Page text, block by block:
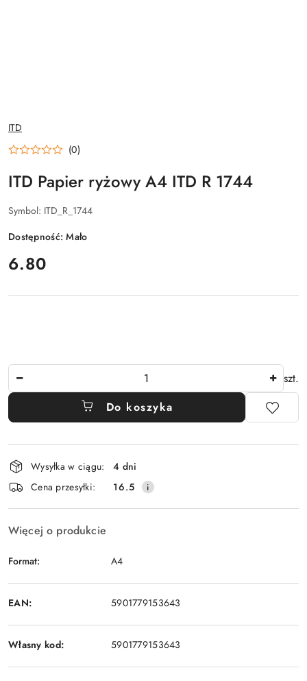
NAZWA
PRODUCENTA:
ITD
(0)
ITD Papier ryżowy A4 ITD R 1744
Symbol: ITD_R_1744
Dostępność:Mało
cena:
6.80
szt.
Do koszyka
Dostępność
i
dostawa
Wysyłka w ciągu:
4 dni
Cena przesyłki:
16.5
Więcej o produkcie
Format: A4
EAN: 5901779153643
Własny kod: 5901779153643